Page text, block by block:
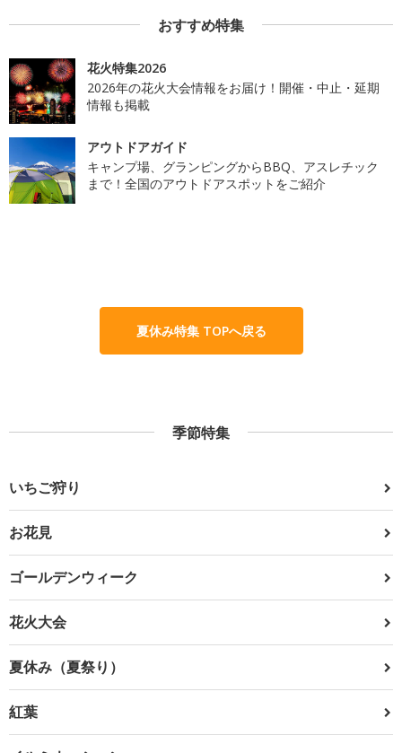
おすすめ特集
花火特集2026
2026年の花火大会情報をお届け！開催・中止・延期
情報も掲載
アウトドアガイド
キャンプ場、グランピングからBBQ、アスレチック
まで！全国のアウトドアスポットをご紹介
夏休み特集 TOPへ戻る
季節特集
いちご狩り
お花見
ゴールデンウィーク
花火大会
夏休み（夏祭り）
紅葉